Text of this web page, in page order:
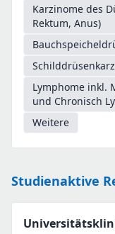
Karzinome des
Rektum, Anus)
Lymphome inkl.
und Chronisch
Weitere
Studienaktive